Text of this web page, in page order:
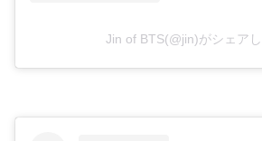
Jin of BTS(@jin)がシェア